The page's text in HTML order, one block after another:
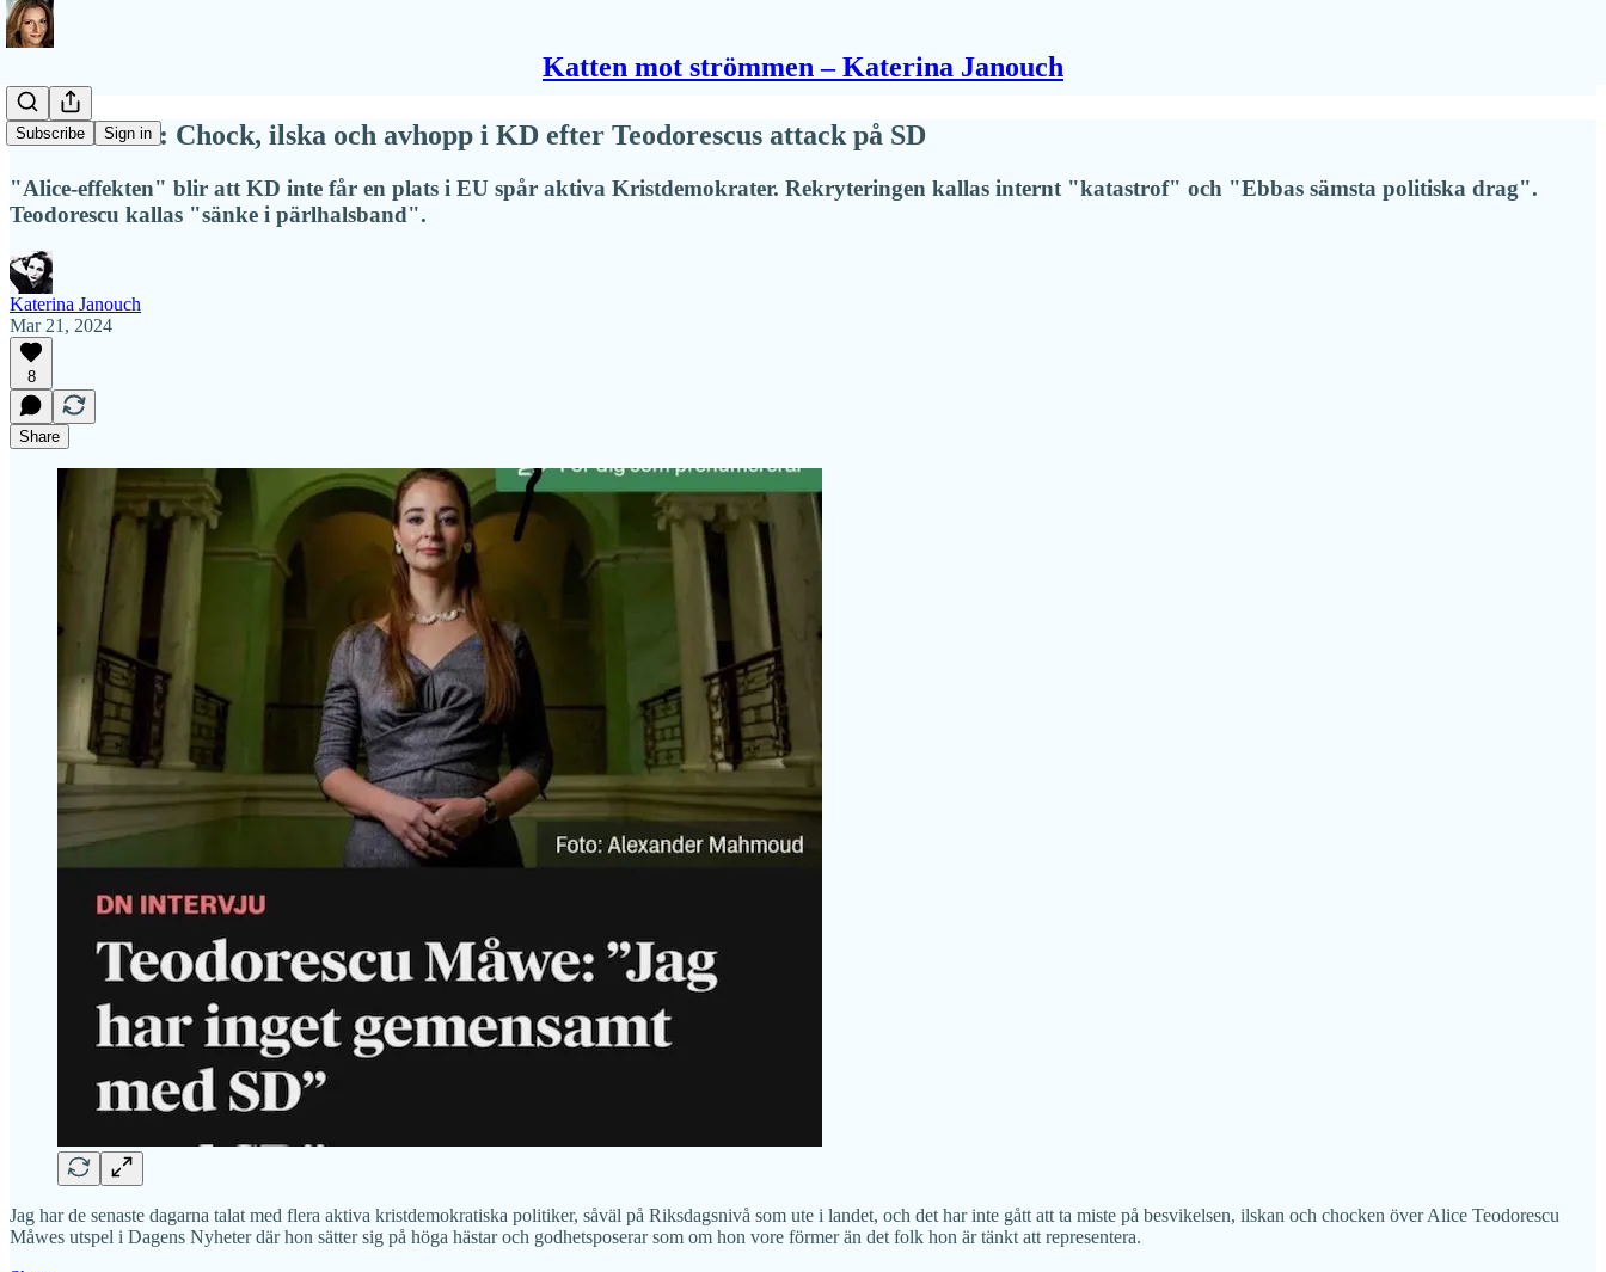
Katten mot strömmen – Katerina Janouch
Subscribe Sign in
AVSLÖJAR: Chock, ilska och avhopp i KD efter Teodorescus attack på SD
"Alice-effekten" blir att KD inte får en plats i EU spår aktiva Kristdemokrater. Rekryteringen kallas internt "katastrof" och "Ebbas sämsta politiska drag".
Teodorescu kallas "sänke i pärlhalsband".
Katerina Janouch
Mar 21, 2024
8
Share
Jag har de senaste dagarna talat med flera aktiva kristdemokratiska politiker, såväl på Riksdagsnivå som ute i landet, och det har inte gått att ta miste på besvikelsen, ilskan och chocken över Alice Teodorescu
Måwes utspel i Dagens Nyheter där hon sätter sig på höga hästar och godhetsposerar som om hon vore förmer än det folk hon är tänkt att representera.